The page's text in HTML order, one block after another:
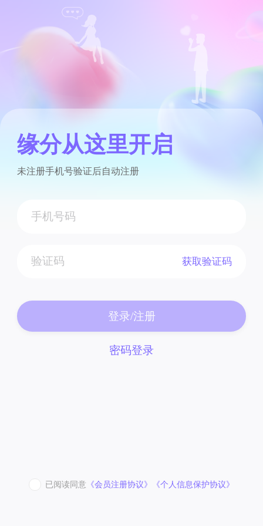
缘分从这里开启
未注册手机号验证后自动注册
获取验证码
登录/注册
密码登录
已阅读同意 《会员注册协议》 《个人信息保护协议》